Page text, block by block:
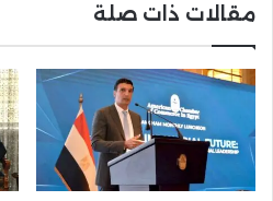
مقالات ذات صلة